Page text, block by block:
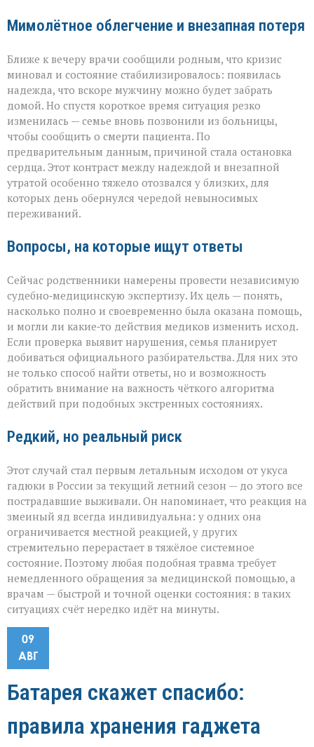
Мимолётное облегчение и внезапная потеря
Ближе к вечеру врачи сообщили родным, что кризис
миновал и состояние стабилизировалось: появилась
надежда, что вскоре мужчину можно будет забрать
домой. Но спустя короткое время ситуация резко
изменилась — семье вновь позвонили из больницы,
чтобы сообщить о смерти пациента. По
предварительным данным, причиной стала остановка
сердца. Этот контраст между надеждой и внезапной
утратой особенно тяжело отозвался у близких, для
которых день обернулся чередой невыносимых
переживаний.
Вопросы, на которые ищут ответы
Сейчас родственники намерены провести независимую
судебно‑медицинскую экспертизу. Их цель — понять,
насколько полно и своевременно была оказана помощь,
и могли ли какие‑то действия медиков изменить исход.
Если проверка выявит нарушения, семья планирует
добиваться официального разбирательства. Для них это
не только способ найти ответы, но и возможность
обратить внимание на важность чёткого алгоритма
действий при подобных экстренных состояниях.
Редкий, но реальный риск
Этот случай стал первым летальным исходом от укуса
гадюки в России за текущий летний сезон — до этого все
пострадавшие выживали. Он напоминает, что реакция на
змеиный яд всегда индивидуальна: у одних она
ограничивается местной реакцией, у других
стремительно перерастает в тяжёлое системное
состояние. Поэтому любая подобная травма требует
немедленного обращения за медицинской помощью, а
врачам — быстрой и точной оценки состояния: в таких
ситуациях счёт нередко идёт на минуты.
09
АВГ
Батарея скажет спасибо:
правила хранения гаджета